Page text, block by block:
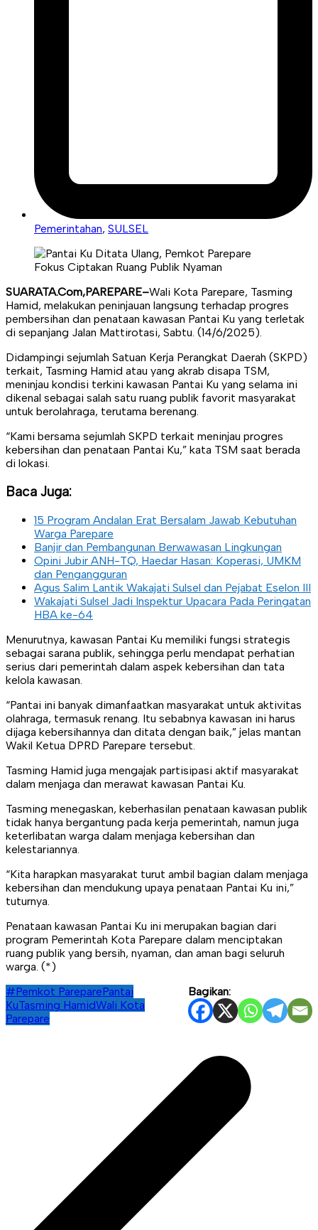
Pemerintahan, SULSEL
SUARATA.Com,PAREPARE–Wali Kota Parepare, Tasming
Hamid, melakukan peninjauan langsung terhadap progres
pembersihan dan penataan kawasan Pantai Ku yang terletak
di sepanjang Jalan Mattirotasi, Sabtu. (14/6/2025).
Didampingi sejumlah Satuan Kerja Perangkat Daerah (SKPD)
terkait, Tasming Hamid atau yang akrab disapa TSM,
meninjau kondisi terkini kawasan Pantai Ku yang selama ini
dikenal sebagai salah satu ruang publik favorit masyarakat
untuk berolahraga, terutama berenang.
“Kami bersama sejumlah SKPD terkait meninjau progres
kebersihan dan penataan Pantai Ku,” kata TSM saat berada
di lokasi.
Baca Juga:
15 Program Andalan Erat Bersalam Jawab Kebutuhan
Warga Parepare
Banjir dan Pembangunan Berwawasan Lingkungan
Opini Jubir ANH-TQ, Haedar Hasan: Koperasi, UMKM
dan Pengangguran
Agus Salim Lantik Wakajati Sulsel dan Pejabat Eselon III
Wakajati Sulsel Jadi Inspektur Upacara Pada Peringatan
HBA ke-64
Menurutnya, kawasan Pantai Ku memiliki fungsi strategis
sebagai sarana publik, sehingga perlu mendapat perhatian
serius dari pemerintah dalam aspek kebersihan dan tata
kelola kawasan.
“Pantai ini banyak dimanfaatkan masyarakat untuk aktivitas
olahraga, termasuk renang. Itu sebabnya kawasan ini harus
dijaga kebersihannya dan ditata dengan baik,” jelas mantan
Wakil Ketua DPRD Parepare tersebut.
Tasming Hamid juga mengajak partisipasi aktif masyarakat
dalam menjaga dan merawat kawasan Pantai Ku.
Tasming menegaskan, keberhasilan penataan kawasan publik
tidak hanya bergantung pada kerja pemerintah, namun juga
keterlibatan warga dalam menjaga kebersihan dan
kelestariannya.
“Kita harapkan masyarakat turut ambil bagian dalam menjaga
kebersihan dan mendukung upaya penataan Pantai Ku ini,”
tuturnya.
Penataan kawasan Pantai Ku ini merupakan bagian dari
program Pemerintah Kota Parepare dalam menciptakan
ruang publik yang bersih, nyaman, dan aman bagi seluruh
warga. (*)
Bagikan:
#Pemkot PareparePantai
KuTasming HamidWali Kota
Parepare